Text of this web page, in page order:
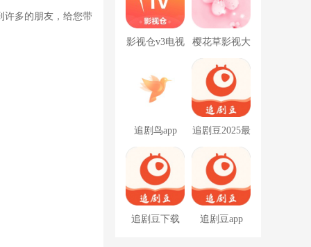
许多的朋友，给您带
影视仓v3电视
app
樱花草影视大
全免费追剧
app
追剧鸟app 追剧豆2025最
新版
追剧豆下载 追剧豆app